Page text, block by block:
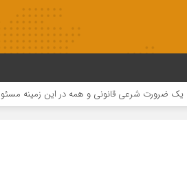
شرعی قانونی و همه در این زمینه مسئول هستند